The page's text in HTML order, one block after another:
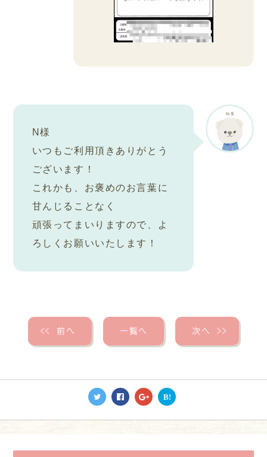
N様
いつもご利用頂きありがとう
ございます！
これかも、お褒めのお言葉に
甘んじることなく
頑張ってまいりますので、よ
ろしくお願いいたします！
＜＜ 前へ 一覧へ 次へ ＞＞
B!